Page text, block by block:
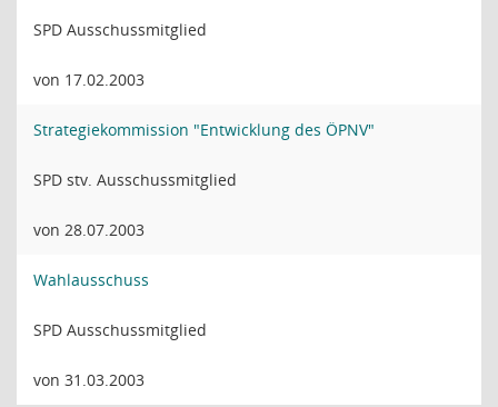
SPD Ausschussmitglied
von 17.02.2003
Strategiekommission "Entwicklung des ÖPNV"
SPD stv. Ausschussmitglied
von 28.07.2003
Wahlausschuss
SPD Ausschussmitglied
von 31.03.2003